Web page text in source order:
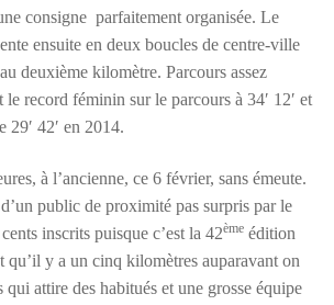
consigne parfaitement organisée. Le
ensuite en deux boucles de centre-ville
deuxième kilomètre. Parcours assez
le record féminin sur le parcours à 34′ 12′ et
29′ 42′ en 2014.
à l’ancienne, ce 6 février, sans émeute.
public de proximité pas surpris par le
inscrits puisque c’est la 42ème édition
qu’il y a un cinq kilomètres auparavant on
qui attire des habitués et une grosse équipe